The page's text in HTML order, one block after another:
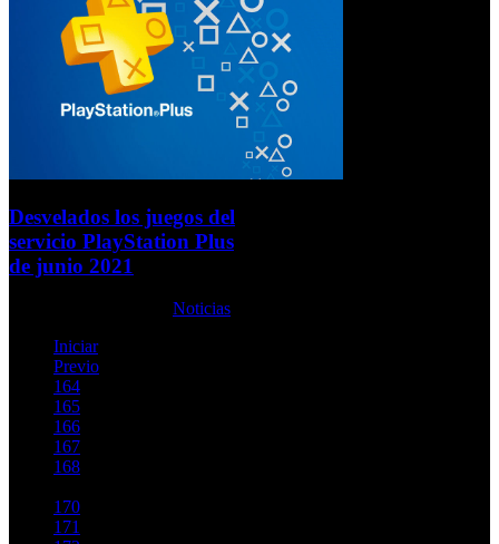
Desvelados los juegos del
servicio PlayStation Plus
de junio 2021
Noticias
Iniciar
Previo
164
165
166
167
168
170
171